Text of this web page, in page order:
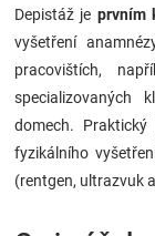
Depistáž je prvním
vyšetření
pracovištích,
specializovaných
domech.
fyzikálního
(rentgen, ultrazvuk